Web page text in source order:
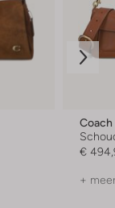
Coach
€
+